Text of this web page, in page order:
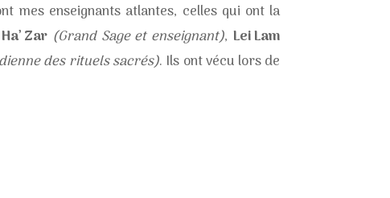
mes enseignants atlantes, celles qui ont la
Ha’ Zar (Grand Sage et enseignant), Lei Lam
des rituels sacrés). Ils ont vécu lors de